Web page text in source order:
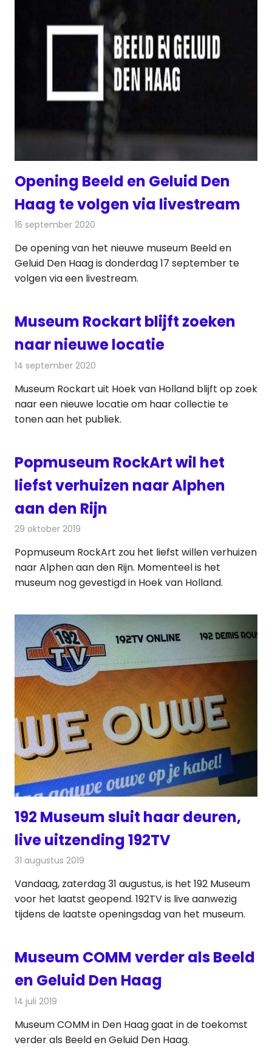
Opening Beeld en Geluid Den
Haag te volgen via livestream
16 september 2020
De opening van het nieuwe museum Beeld en
Geluid Den Haag is donderdag 17 september te
volgen via een livestream.
Museum Rockart blijft zoeken
naar nieuwe locatie
14 september 2020
Museum Rockart uit Hoek van Holland blijft op zoek
naar een nieuwe locatie om haar collectie te
tonen aan het publiek.
Popmuseum RockArt wil het
liefst verhuizen naar Alphen
aan den Rijn
29 oktober 2019
Popmuseum RockArt zou het liefst willen verhuizen
naar Alphen aan den Rijn. Momenteel is het
museum nog gevestigd in Hoek van Holland.
192 Museum sluit haar deuren,
live uitzending 192TV
31 augustus 2019
Vandaag, zaterdag 31 augustus, is het 192 Museum
voor het laatst geopend. 192TV is live aanwezig
tijdens de laatste openingsdag van het museum.
Museum COMM verder als Beeld
en Geluid Den Haag
14 juli 2019
Museum COMM in Den Haag gaat in de toekomst
verder als Beeld en Geluid Den Haag.